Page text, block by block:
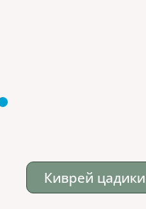
Киврей